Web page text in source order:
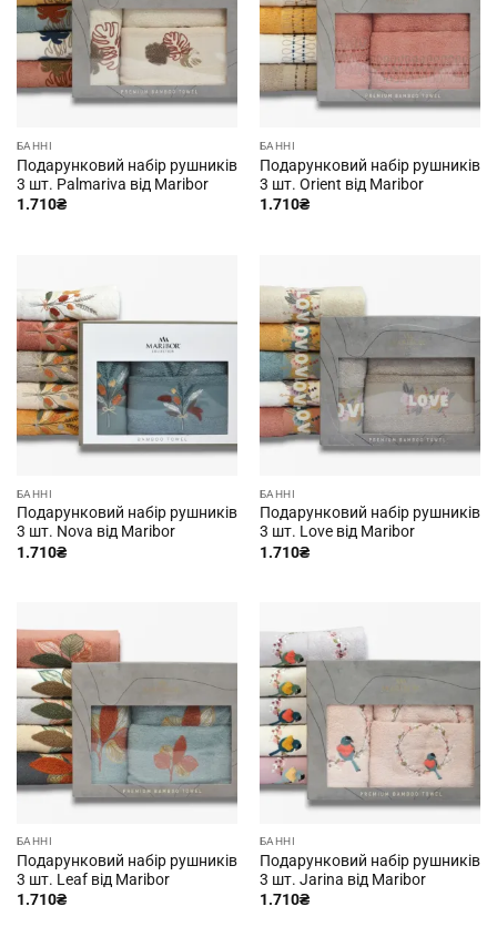
БАННІ
Подарунковий набір рушників
3 шт. Palmariva від Maribor
1.710₴
БАННІ
Подарунковий набір рушників
3 шт. Orient від Maribor
1.710₴
БАННІ
Подарунковий набір рушників
3 шт. Nova від Maribor
1.710₴
БАННІ
Подарунковий набір рушників
3 шт. Love від Maribor
1.710₴
БАННІ
Подарунковий набір рушників
3 шт. Leaf від Maribor
1.710₴
БАННІ
Подарунковий набір рушників
3 шт. Jarina від Maribor
1.710₴